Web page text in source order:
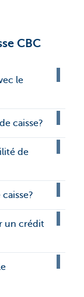
CBC
le
caisse?
de
un crédit